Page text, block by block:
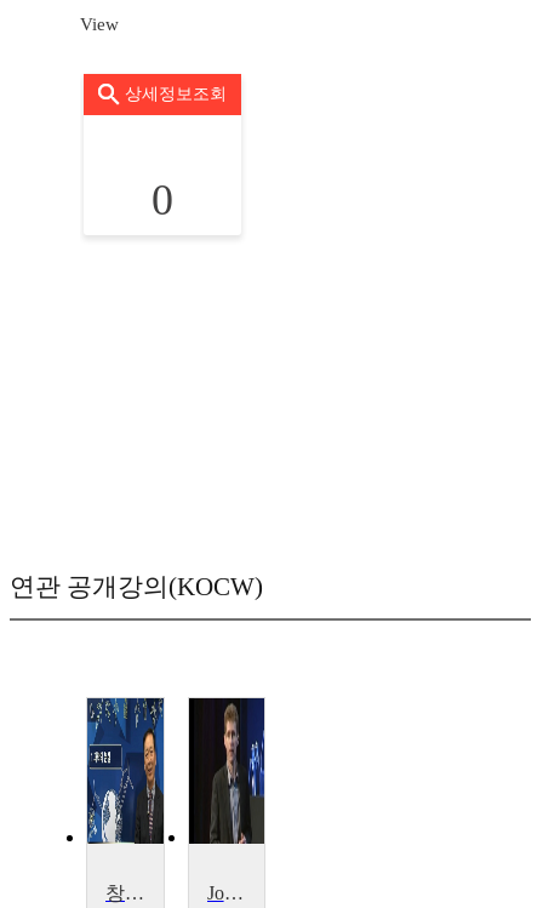
View
상세정보조회
0
연관 공개강의(KOCW)
창조론과 과학 Joe DeRisi 의학적 미스터리들을 해결하다.